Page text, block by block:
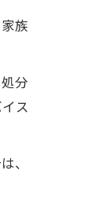
族
分
ス
、